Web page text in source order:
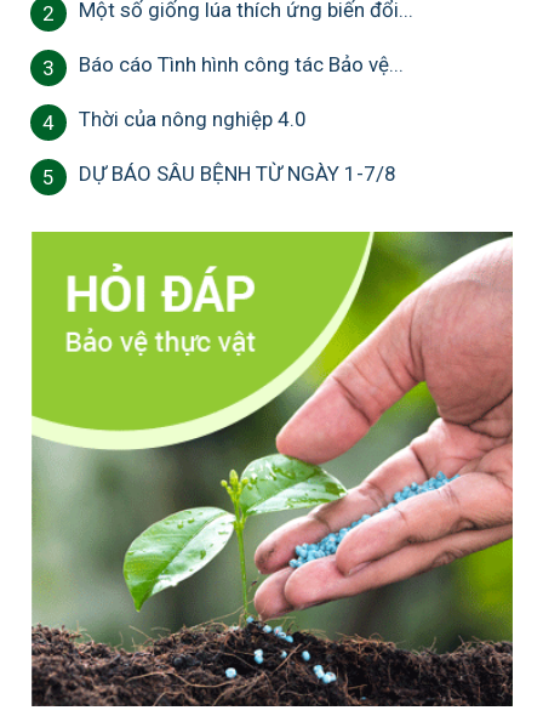
2 Một số giống lúa thích ứng biến đổi...
3 Báo cáo Tình hình công tác Bảo vệ...
4 Thời của nông nghiệp 4.0
5 DỰ BÁO SÂU BỆNH TỪ NGÀY 1-7/8